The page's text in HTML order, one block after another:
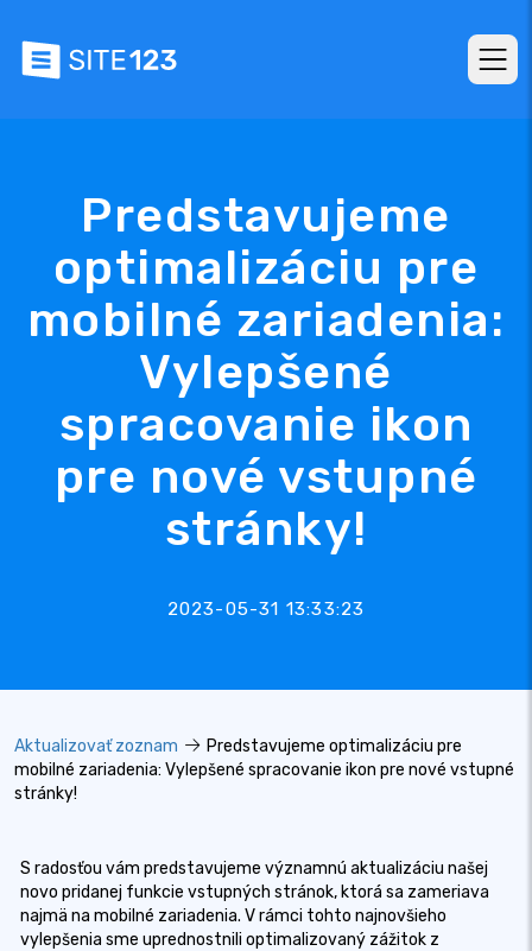
Predstavujeme
optimalizáciu pre
mobilné zariadenia:
Vylepšené
spracovanie ikon
pre nové vstupné
stránky!
2023-05-31 13:33:23
Aktualizovať zoznam
Predstavujeme optimalizáciu pre
mobilné zariadenia: Vylepšené spracovanie ikon pre nové vstupné
stránky!
S radosťou vám predstavujeme významnú aktualizáciu našej
novo pridanej funkcie vstupných stránok, ktorá sa zameriava
najmä na mobilné zariadenia. V rámci tohto najnovšieho
vylepšenia sme uprednostnili optimalizovaný zážitok z